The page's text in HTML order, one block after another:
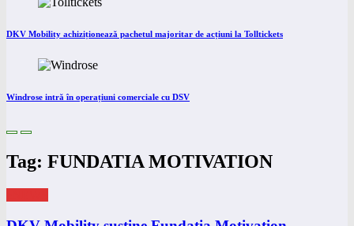
DKV Mobility achiziționează pachetul majoritar de acțiuni la Tolltickets
Windrose intră în operațiuni comerciale cu DSV
Tag: FUNDATIA MOTIVATION